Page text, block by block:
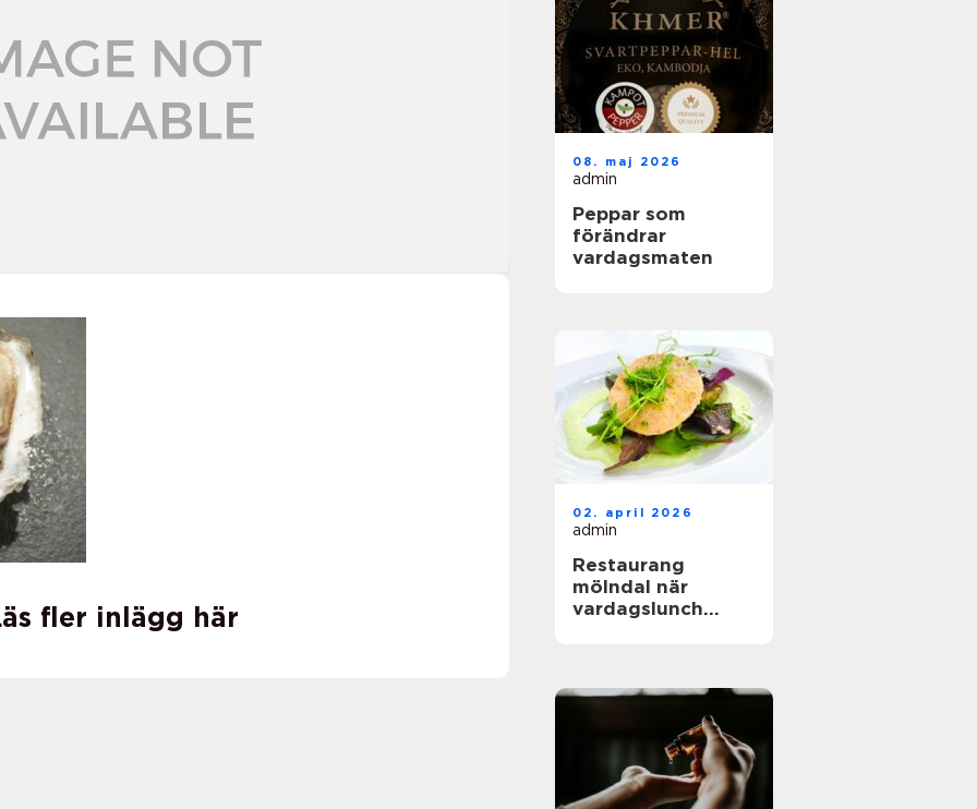
fler inlägg här
08. maj 2026
admin
Peppar som
förändrar
vardagsmaten
02. april 2026
admin
Restaurang
mölndal när
vardagslunch